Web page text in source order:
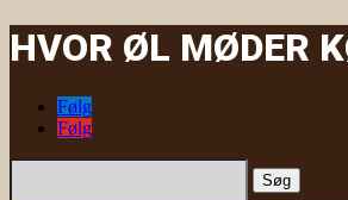
HVOR ØL MØDER
Følg
Følg
Søg